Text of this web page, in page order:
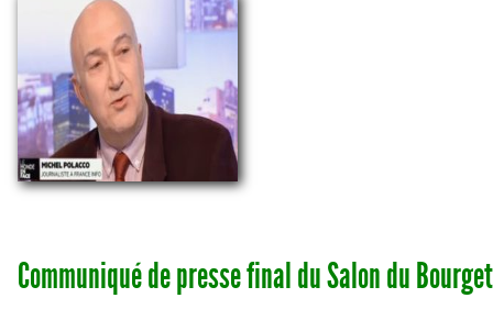
Communiqué de presse final du Salon du